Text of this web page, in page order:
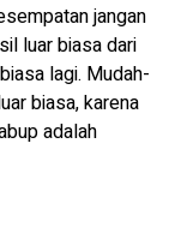
jangan
luar biasa dari
lagi. Mudah-
biasa, karena
adalah